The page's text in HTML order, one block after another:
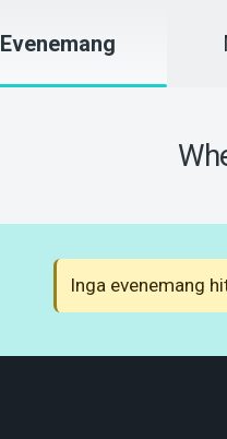
Evenemang
Inga evenemang